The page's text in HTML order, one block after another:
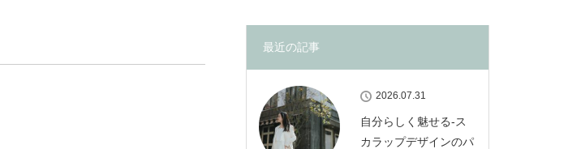
最近の記事
2026.07.31
自分らしく魅せる-ス
カラップデザインのパ